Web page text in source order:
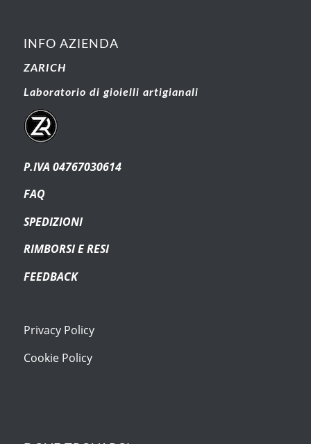
INFO AZIENDA
ZARICH
Laboratorio di gioielli artigianali
P.IVA 04767030614
FAQ
SPEDIZIONI
RIMBORSI E RESI
FEEDBACK
Privacy Policy
Cookie Policy